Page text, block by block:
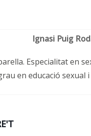
Ignasi Puig
Especialitat en
en educació